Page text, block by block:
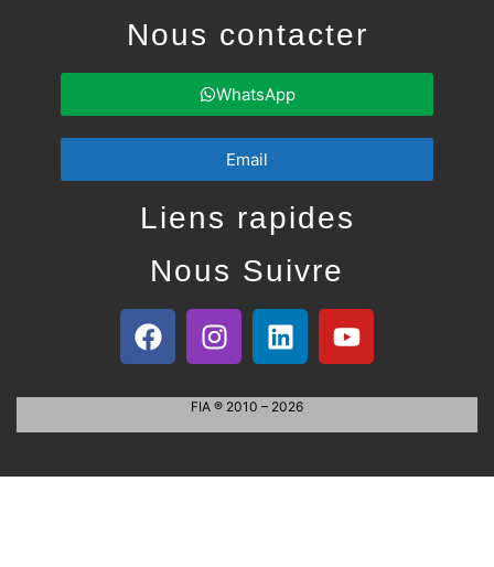
Nous contacter
WhatsApp
Email
Liens rapides
Nous Suivre
FIA ® 2010 – 2026